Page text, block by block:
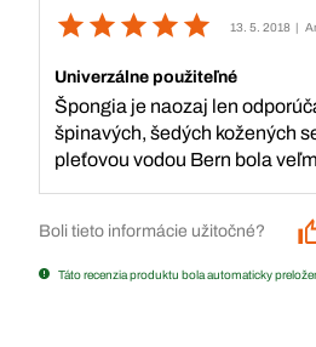
13. 5. 2018 |
Univerzálne použiteľné
Špongia je naozaj len
špinavých, šedých kožených
pleťovou vodou Bern bola
Boli tieto informácie užitočné?
Táto recenzia produktu bola automaticky